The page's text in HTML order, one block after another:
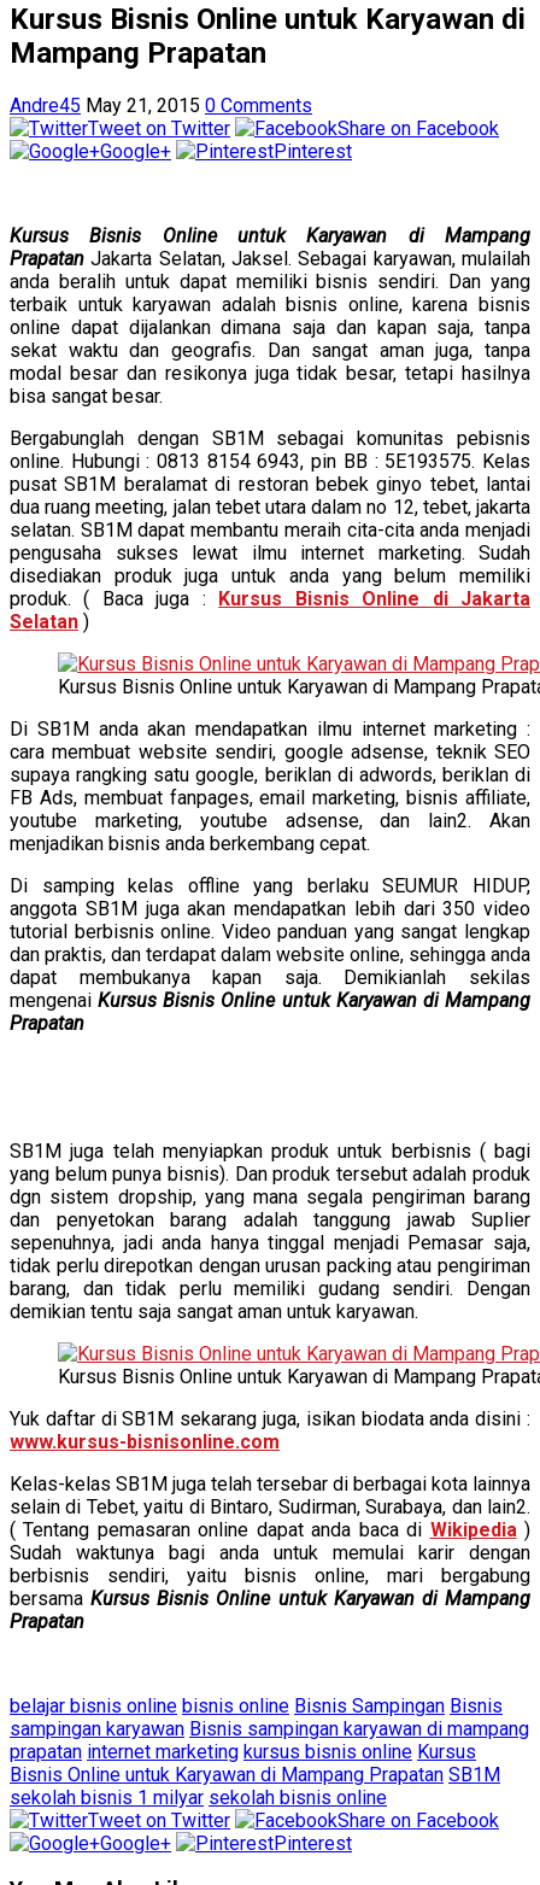
Kursus Bisnis Online untuk Karyawan di
Mampang Prapatan
Andre45 May 21, 2015 0 Comments
Tweet on Twitter
Share on Facebook
Google+
Pinterest
Kursus Bisnis Online untuk Karyawan di Mampang
Prapatan Jakarta Selatan, Jaksel. Sebagai karyawan, mulailah
anda beralih untuk dapat memiliki bisnis sendiri. Dan yang
terbaik untuk karyawan adalah bisnis online, karena bisnis
online dapat dijalankan dimana saja dan kapan saja, tanpa
sekat waktu dan geografis. Dan sangat aman juga, tanpa
modal besar dan resikonya juga tidak besar, tetapi hasilnya
bisa sangat besar.
Bergabunglah dengan SB1M sebagai komunitas pebisnis
online. Hubungi : 0813 8154 6943, pin BB : 5E193575. Kelas
pusat SB1M beralamat di restoran bebek ginyo tebet, lantai
dua ruang meeting, jalan tebet utara dalam no 12, tebet, jakarta
selatan. SB1M dapat membantu meraih cita-cita anda menjadi
pengusaha sukses lewat ilmu internet marketing. Sudah
disediakan produk juga untuk anda yang belum memiliki
produk. ( Baca juga : Kursus Bisnis Online di Jakarta
Selatan )
Kursus Bisnis Online untuk Karyawan di Mampang
Di SB1M anda akan mendapatkan ilmu internet marketing :
cara membuat website sendiri, google adsense, teknik SEO
supaya rangking satu google, beriklan di adwords, beriklan di
FB Ads, membuat fanpages, email marketing, bisnis affiliate,
youtube marketing, youtube adsense, dan lain2. Akan
menjadikan bisnis anda berkembang cepat.
Di samping kelas offline yang berlaku SEUMUR HIDUP,
anggota SB1M juga akan mendapatkan lebih dari 350 video
tutorial berbisnis online. Video panduan yang sangat lengkap
dan praktis, dan terdapat dalam website online, sehingga anda
dapat membukanya kapan saja. Demikianlah sekilas
mengenaiKursus Bisnis Online untuk Karyawan di Mampang
Prapatan
SB1M juga telah menyiapkan produk untuk berbisnis ( bagi
yang belum punya bisnis). Dan produk tersebut adalah produk
dgn sistem dropship, yang mana segala pengiriman barang
dan penyetokan barang adalah tanggung jawab Suplier
sepenuhnya, jadi anda hanya tinggal menjadi Pemasar saja,
tidak perlu direpotkan dengan urusan packing atau pengiriman
barang, dan tidak perlu memiliki gudang sendiri. Dengan
demikian tentu saja sangat aman untuk karyawan.
Kursus Bisnis Online untuk Karyawan di Mampang
Yuk daftar di SB1M sekarang juga, isikan biodata anda disini :
www.kursus-bisnisonline.com
Kelas-kelas SB1M juga telah tersebar di berbagai kota lainnya
selain di Tebet, yaitu di Bintaro, Sudirman, Surabaya, dan lain2.
( Tentang pemasaran online dapat anda baca di Wikipedia )
Sudah waktunya bagi anda untuk memulai karir dengan
berbisnis sendiri, yaitu bisnis online, mari bergabung
bersamaKursus Bisnis Online untuk Karyawan di Mampang
Prapatan
belajar bisnis online bisnis online Bisnis Sampingan Bisnis
sampingan karyawan Bisnis sampingan karyawan di mampang
prapatan internet marketing kursus bisnis online Kursus
Bisnis Online untuk Karyawan di Mampang Prapatan SB1M
sekolah bisnis 1 milyar sekolah bisnis online
Tweet on Twitter
Share on Facebook
Google+
Pinterest